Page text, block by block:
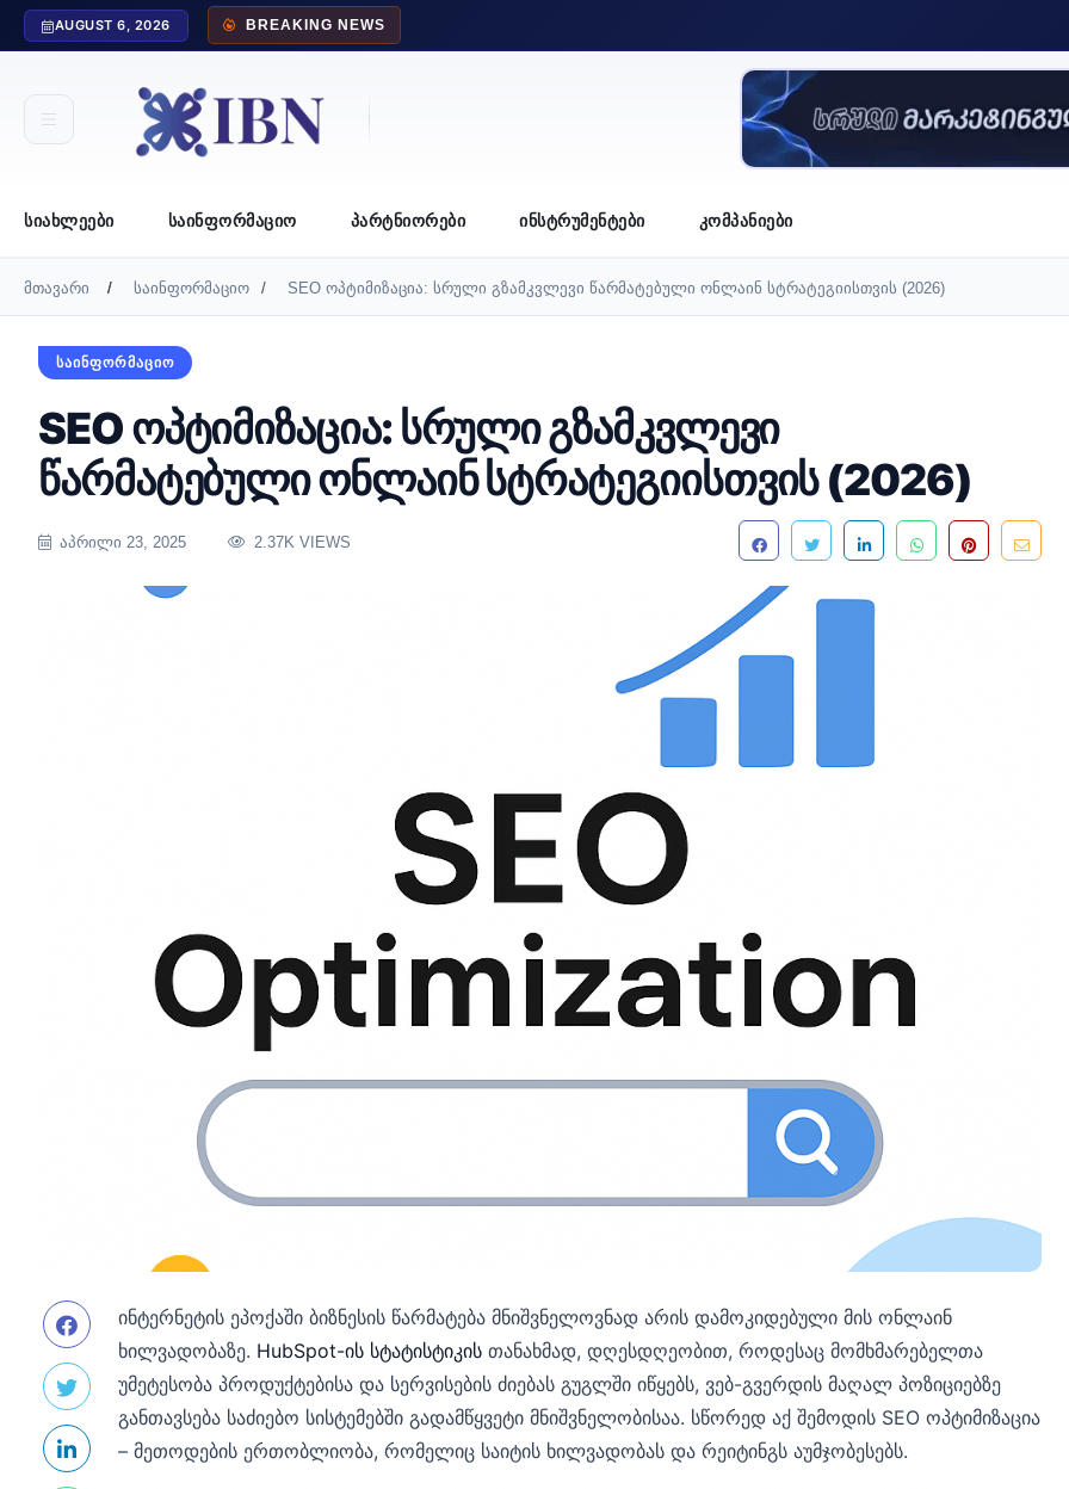
AUGUST 6, 2026 BREAKING NEWS
ᲡᲘᲐᲮᲚᲔᲔᲑᲘ ᲡᲐᲘᲜᲤᲝᲠᲛᲐᲪᲘᲝ ᲞᲐᲠᲢᲜᲘᲝᲠᲔᲑᲘ ᲘᲜᲡᲢᲠᲣᲛᲔᲜᲢᲔᲑᲘ ᲙᲝᲛᲞᲐᲜᲘᲔᲑᲘ
მთავარი საინფორმაციო SEO ოპტიმიზაცია: სრული გზამკვლევი წარმატებული ონლაინ სტრატეგიისთვის (2026)
ᲡᲐᲘᲜᲤᲝᲠᲛᲐᲪᲘᲝ
SEO ოპტიმიზაცია: სრული გზამკვლევი
წარმატებული ონლაინ სტრატეგიისთვის (2026)
ᲐᲞᲠᲘᲚᲘ 23, 2025 2.37K VIEWS
ინტერნეტის ეპოქაში ბიზნესის წარმატება მნიშვნელოვნად არის დამოკიდებული მის ონლაინ
ხილვადობაზე. HubSpot-ის სტატისტიკის თანახმად, დღესდღეობით, როდესაც მომხმარებელთა
უმეტესობა პროდუქტებისა და სერვისების ძიებას გუგლში იწყებს, ვებ-გვერდის მაღალ პოზიციებზე
განთავსება საძიებო სისტემებში გადამწყვეტი მნიშვნელობისაა. სწორედ აქ შემოდის SEO ოპტიმიზაცია
– მეთოდების ერთობლიობა, რომელიც საიტის ხილვადობას და რეიტინგს აუმჯობესებს.